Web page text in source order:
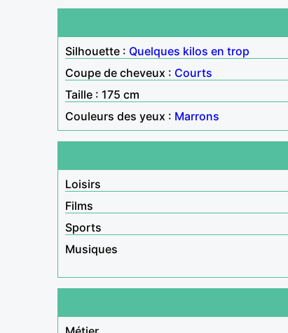
Silhouette : Quelques kilos en trop
Coupe de cheveux : Courts
Taille : 175 cm
Couleurs des yeux : Marrons
Loisirs
Films
Sports
Musiques